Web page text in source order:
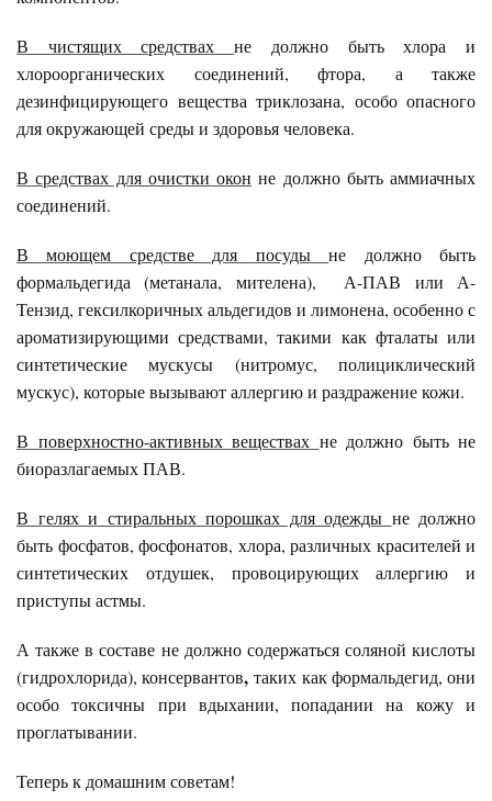
В чистящих средствахне должно быть хлора и
хлороорганических соединений, фтора, а также
дезинфицирующего вещества триклозана, особо опасного
для окружающей среды и здоровья человека.
В средствах для очистки окон не должно быть аммиачных
соединений.
В моющем средстве для посудыне должно быть
формальдегида (метанала, мителена),
А-ПАВ или А-
Тензид, гексилкоричных альдегидов и лимонена, особенно с
ароматизирующими средствами, такими как фталаты или
синтетические мускусы (нитромус, полициклический
мускус), которые вызывают аллергию и раздражение кожи.
В поверхностно-активных веществах не должно быть не
биоразлагаемых ПАВ.
В гелях и стиральных порошках для одежды не должно
быть фосфатов, фосфонатов, хлора, различных красителей и
синтетических отдушек, провоцирующих аллергию и
приступы астмы.
А также в составе не должно содержаться соляной кислоты
(гидрохлорида), консервантов, таких как формальдегид, они
особо токсичны при вдыхании, попадании на кожу и
проглатывании.
Теперь к домашним советам!